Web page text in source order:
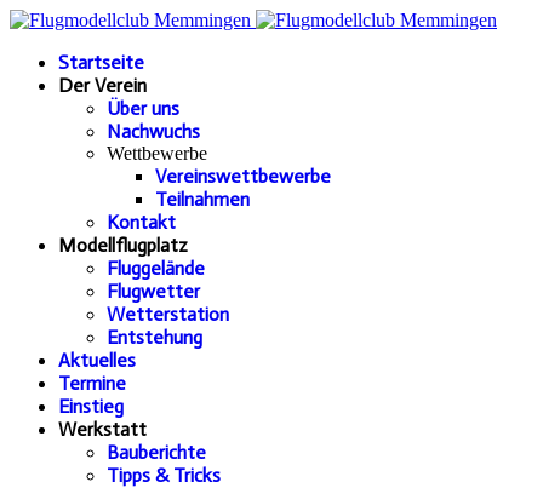
Startseite
Der Verein
Über uns
Nachwuchs
Wettbewerbe
Vereinswettbewerbe
Teilnahmen
Kontakt
Modellflugplatz
Fluggelände
Flugwetter
Wetterstation
Entstehung
Aktuelles
Termine
Einstieg
Werkstatt
Bauberichte
Tipps & Tricks